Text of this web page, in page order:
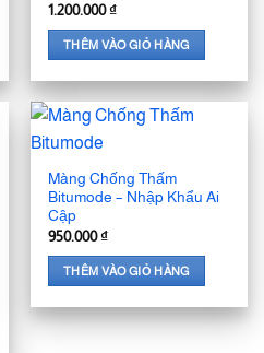
1.200.000₫
THÊM VÀO GIỎ HÀNG
Màng Chống Thấm
Bitumode – Nhập Khẩu Ai
Cập
950.000₫
THÊM VÀO GIỎ HÀNG